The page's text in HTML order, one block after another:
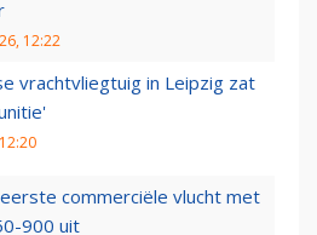
12:22
vrachtvliegtuig in Leipzig zat
commerciële vlucht met
900 uit